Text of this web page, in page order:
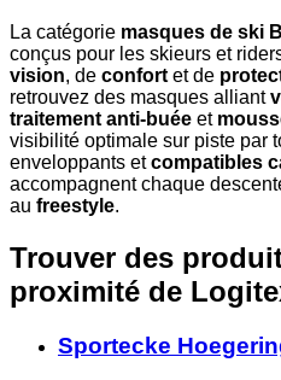
La catégorie masques de ski
conçus pour les skieurs et
vision, de confort et de
retrouvez des masques alliant
traitement anti-buée et
visibilité optimale sur piste par
enveloppants etcompatibles
accompagnent chaque
au freestyle.
Trouver des
proximité de
Sportecke